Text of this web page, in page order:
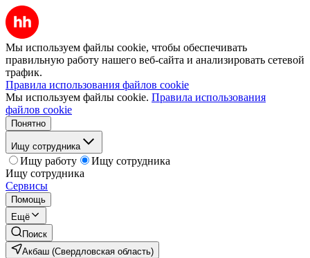
Мы используем файлы cookie, чтобы обеспечивать
правильную работу нашего веб-сайта и анализировать сетевой
трафик.
Правила использования файлов cookie
Мы используем файлы cookie. Правила использования
файлов cookie
Понятно
Ищу сотрудника
Ищу работу
Ищу сотрудника
Ищу сотрудника
Сервисы
Помощь
Ещё
Поиск
Акбаш (Свердловская область)